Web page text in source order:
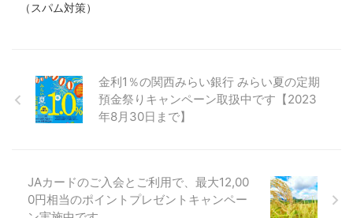
（スパム対策）
金利1％の関西みらい銀行 みらい夏の定期
預金祭りキャンペーン取扱中です【2023
年8月30日まで】
JAカードのご入会とご利用で、最大12,00
0円相当のポイントプレゼントキャンペー